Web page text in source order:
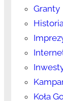
Granty
Koła